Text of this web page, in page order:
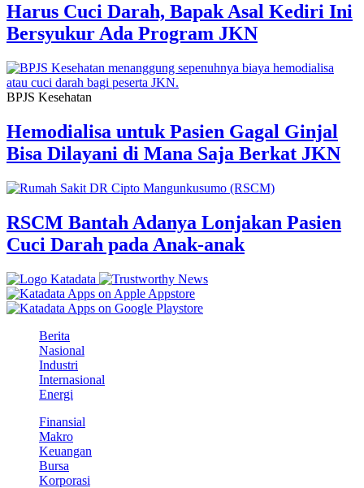
Harus Cuci Darah, Bapak Asal Kediri Ini
Bersyukur Ada Program JKN
BPJS Kesehatan
Hemodialisa untuk Pasien Gagal Ginjal
Bisa Dilayani di Mana Saja Berkat JKN
RSCM Bantah Adanya Lonjakan Pasien
Cuci Darah pada Anak-anak
Berita
Nasional
Industri
Internasional
Energi
Finansial
Makro
Keuangan
Bursa
Korporasi